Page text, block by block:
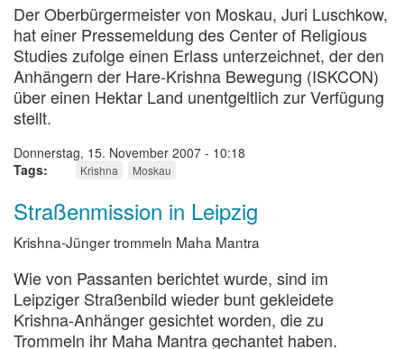
Der Oberbürgermeister von Moskau, Juri Luschkow,
hat einer Pressemeldung des Center of Religious
Studies zufolge einen Erlass unterzeichnet, der den
Anhängern der Hare-Krishna Bewegung (ISKCON)
über einen Hektar Land unentgeltlich zur Verfügung
stellt.
Donnerstag, 15. November 2007 - 10:18
Tags
Krishna Moskau
Straßenmission in Leipzig
Krishna-Jünger trommeln Maha Mantra
Wie von Passanten berichtet wurde, sind im
Leipziger Straßenbild wieder bunt gekleidete
Krishna-Anhänger gesichtet worden, die zu
Trommeln ihr Maha Mantra gechantet haben.